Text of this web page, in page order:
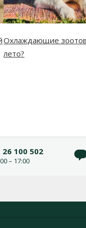
Охлаждающие
лето?
100 502
– 17:00